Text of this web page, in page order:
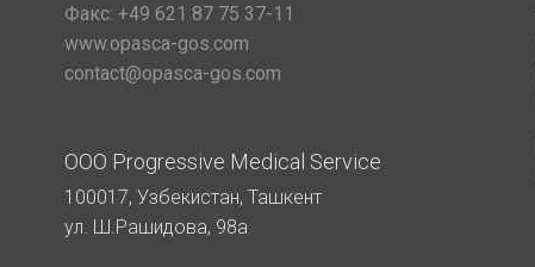
Факс: +49 621 87 75 37-11
www.opasca-gos.com
contact@opasca-gos.com
ООО Progressive Medical Service
100017, Узбекистан, Ташкент
ул. Ш.Рашидова, 98а